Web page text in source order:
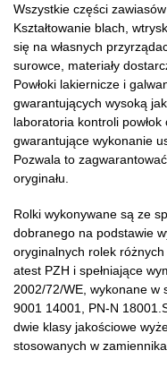
Wszystkie części
Kształtowanie blach,
się na własnych
surowce, materiały
Powłoki lakiernicze i
gwarantujących wysoką
laboratoria kontroli
gwarantujące wykonanie
Pozwala to
oryginału.
Rolki wykonywane są ze
dobranego na podstawie
oryginalnych rolek
atest PZH i spełniające
2002/72/WE, wykonane w
9001 14001, PN-N
dwie klasy jakościowe
stosowanych w